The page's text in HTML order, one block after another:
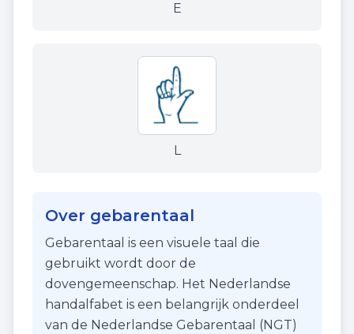
E
L
Over gebarentaal
Gebarentaal is een visuele taal die
gebruikt wordt door de
dovengemeenschap. Het Nederlandse
handalfabet is een belangrijk onderdeel
van de Nederlandse Gebarentaal (NGT)